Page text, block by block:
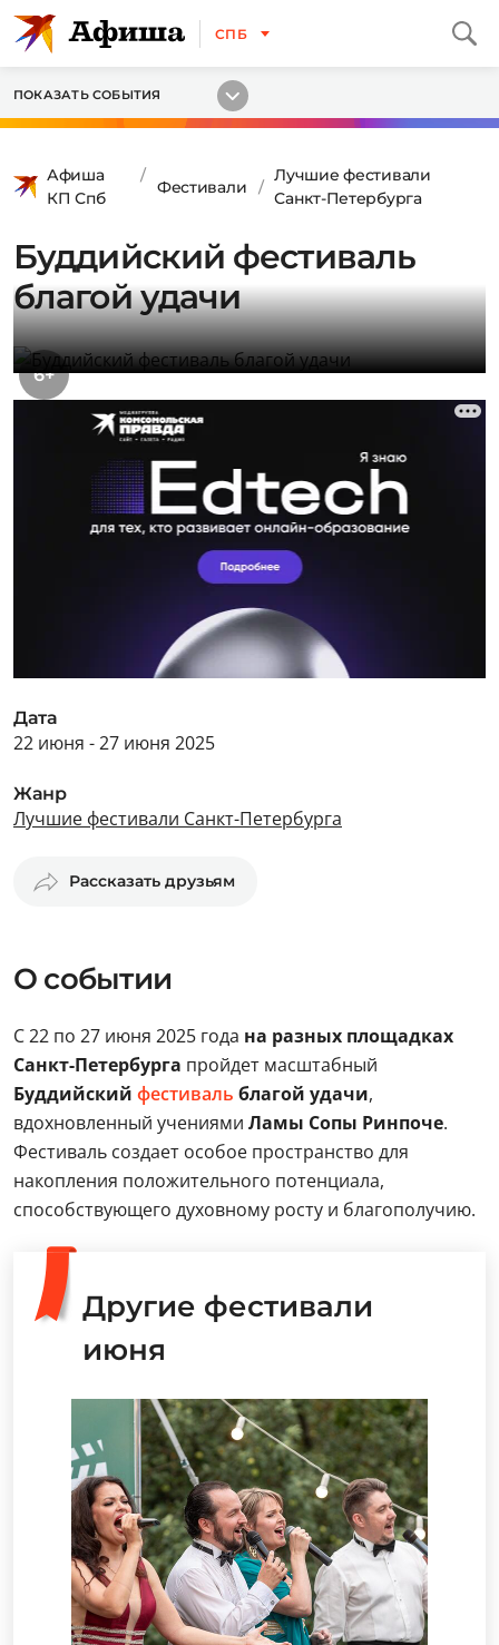
СПБ
ПОКАЗАТЬ СОБЫТИЯ
Афиша
КП Спб
Фестивали
Лучшие фестивали
Санкт-Петербурга
Буддийский фестиваль
благой удачи
6+
Дата
22 июня - 27 июня 2025
Жанр
Лучшие фестивали Санкт-Петербурга
Рассказать друзьям
О событии
С 22 по 27 июня 2025 года на разных площадках
Санкт-Петербурга пройдет масштабный
Буддийский фестиваль благой удачи,
вдохновленный учениями Ламы Сопы Ринпоче.
Фестиваль создает особое пространство для
накопления положительного потенциала,
способствующего духовному росту и благополучию.
Другие фестивали
июня